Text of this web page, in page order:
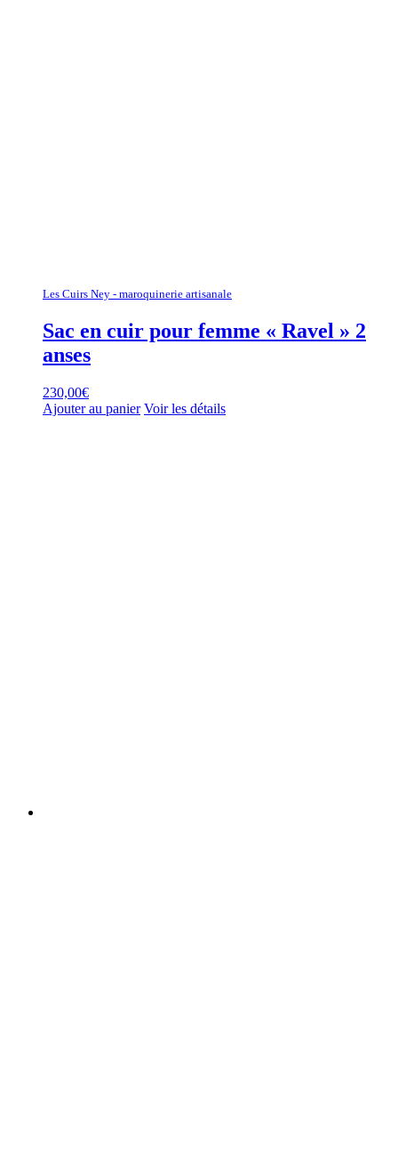
Les Cuirs Ney - maroquinerie artisanale
Sac en cuir pour femme « Ravel » 2
anses
230,00€
Ajouter au panier Voir les détails